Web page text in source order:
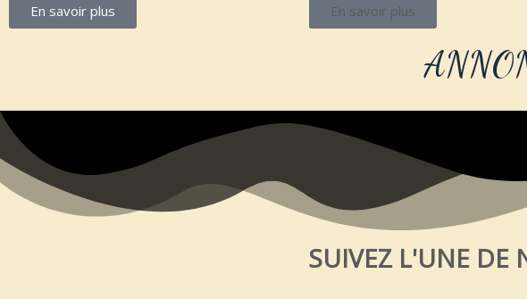
En savoir plus En savoir plus
SUIVEZ L'UNE DE